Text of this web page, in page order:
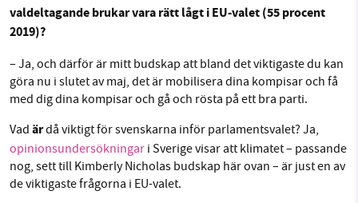
valdeltagande brukar vara rätt lågt i EU-valet (55 procent
2019)?
– Ja, och därför är mitt budskap att bland det viktigaste du kan
göra nu i slutet av maj, det är mobilisera dina kompisar och få
med dig dina kompisar och gå och rösta på ett bra parti.
Vad ärdå viktigt för svenskarna inför parlamentsvalet? Ja,
opinionsundersökningar i Sverige visar att klimatet – passande
nog, sett till Kimberly Nicholas budskap här ovan – är just en av
de viktigaste frågorna i EU-valet.